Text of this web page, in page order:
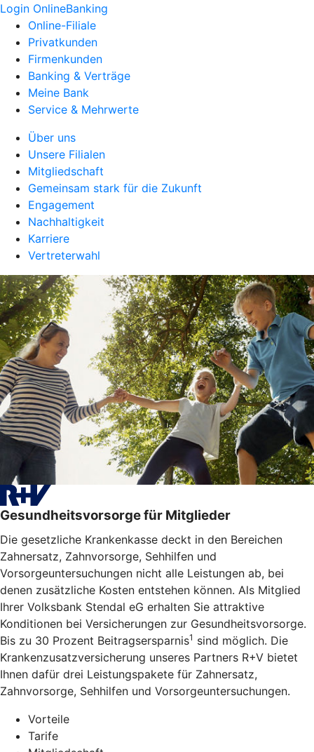
Login OnlineBanking
Online-Filiale
Privatkunden
Firmenkunden
Banking & Verträge
Meine Bank
Service & Mehrwerte
Über uns
Unsere Filialen
Mitgliedschaft
Gemeinsam stark für die Zukunft
Engagement
Nachhaltigkeit
Karriere
Vertreterwahl
Gesundheitsvorsorge für Mitglieder
Die gesetzliche Krankenkasse deckt in den Bereichen
Zahnersatz, Zahnvorsorge, Sehhilfen und
Vorsorgeuntersuchungen nicht alle Leistungen ab, bei
denen zusätzliche Kosten entstehen können. Als Mitglied
Ihrer Volksbank Stendal eG erhalten Sie attraktive
Konditionen bei Versicherungen zur Gesundheitsvorsorge.
Bis zu 30 Prozent Beitragsersparnis1 sind möglich. Die
Krankenzusatzversicherung unseres Partners R+V bietet
Ihnen dafür drei Leistungspakete für Zahnersatz,
Zahnvorsorge, Sehhilfen und Vorsorgeuntersuchungen.
Vorteile
Tarife